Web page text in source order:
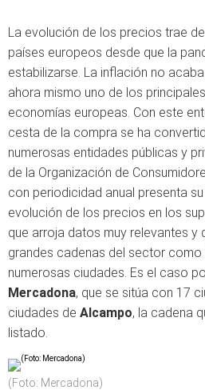
La evolución de los precios trae
países europeos desde que la
estabilizarse. La inflación no
ahora mismo uno de los
economías europeas. Con este
cesta de la compra se ha
numerosas entidades públicas y
de la Organización de
con periodicidad anual presenta
evolución de los precios en los
que arroja datos muy relevantes y
grandes cadenas del sector
numerosas ciudades. Es el caso
Mercadona, que se sitúa con 17
ciudades de Alcampo, la cadena
listado.
(Foto: Mercadona)